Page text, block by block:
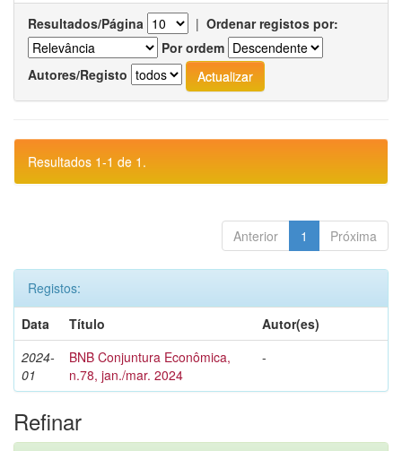
Resultados/Página | Ordenar registos por:
Por ordem
Autores/Registo
Resultados 1-1 de 1.
Anterior 1 Próxima
Registos:
Data
Título
Autor(es)
2024-
01
BNB Conjuntura Econômica,
n.78, jan./mar. 2024
-
Refinar